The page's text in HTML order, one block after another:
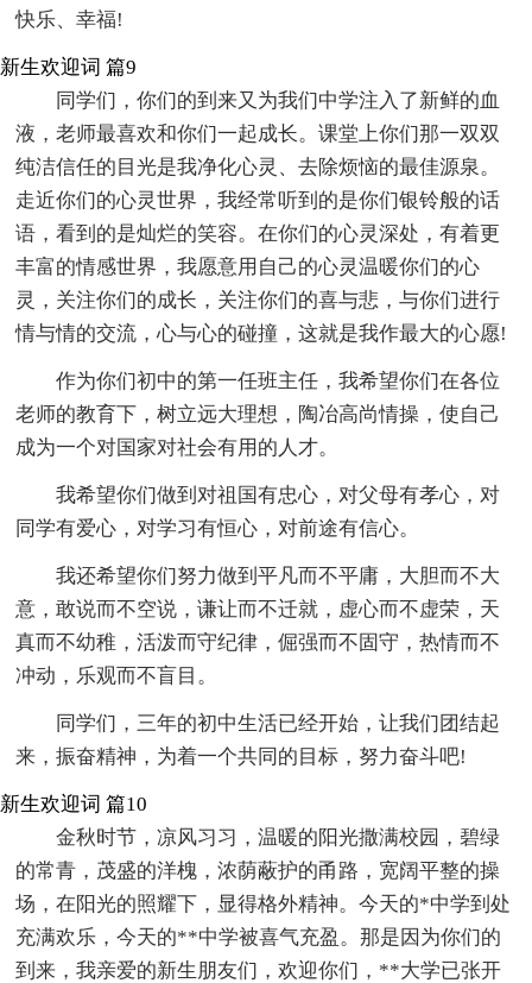
快乐、幸福!
新生欢迎词 篇9
同学们，你们的到来又为我们中学注入了新鲜的血
液，老师最喜欢和你们一起成长。课堂上你们那一双双
纯洁信任的目光是我净化心灵、去除烦恼的最佳源泉。
走近你们的心灵世界，我经常听到的是你们银铃般的话
语，看到的是灿烂的笑容。在你们的心灵深处，有着更
丰富的情感世界，我愿意用自己的心灵温暖你们的心
灵，关注你们的成长，关注你们的喜与悲，与你们进行
情与情的交流，心与心的碰撞，这就是我作最大的心愿!
作为你们初中的第一任班主任，我希望你们在各位
老师的教育下，树立远大理想，陶冶高尚情操，使自己
成为一个对国家对社会有用的人才。
我希望你们做到对祖国有忠心，对父母有孝心，对
同学有爱心，对学习有恒心，对前途有信心。
我还希望你们努力做到平凡而不平庸，大胆而不大
意，敢说而不空说，谦让而不迁就，虚心而不虚荣，天
真而不幼稚，活泼而守纪律，倔强而不固守，热情而不
冲动，乐观而不盲目。
同学们，三年的初中生活已经开始，让我们团结起
来，振奋精神，为着一个共同的目标，努力奋斗吧!
新生欢迎词 篇10
金秋时节，凉风习习，温暖的阳光撒满校园，碧绿
的常青，茂盛的洋槐，浓荫蔽护的甬路，宽阔平整的操
场，在阳光的照耀下，显得格外精神。今天的*中学到处
充满欢乐，今天的**中学被喜气充盈。那是因为你们的
到来，我亲爱的新生朋友们，欢迎你们，**大学已张开